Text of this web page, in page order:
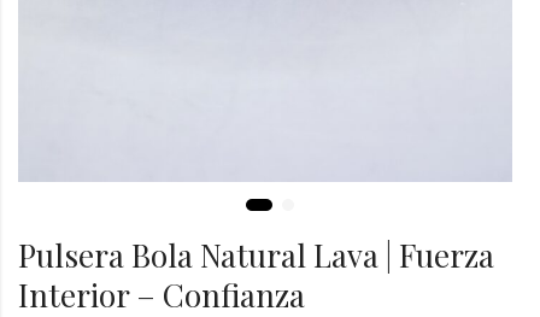
Pulsera Bola Natural Lava | Fuerza
Interior – Confianza